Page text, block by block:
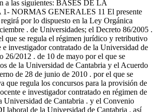
a las siguientes: BASES DE LA
NORMAS GENERALES 11 El presente
por lo dispuesto en la Ley Orgánica
. de Universidades; el Decreto 86/2005 .
que se regula el régimen jurídico y retributivo
e investigador contratado de la Universidad de
26/2012 . de 10 de mayo por el que se
de la Universidad de Cantabria y el Acuerdo
de 28 de junio de 2010 . por el que se
que regula los concursos para la provisión de
e investigador contratado en régimen de
Universidad de Cantabria . y el Convenio
laboral de la Universidad de Cantabria . así